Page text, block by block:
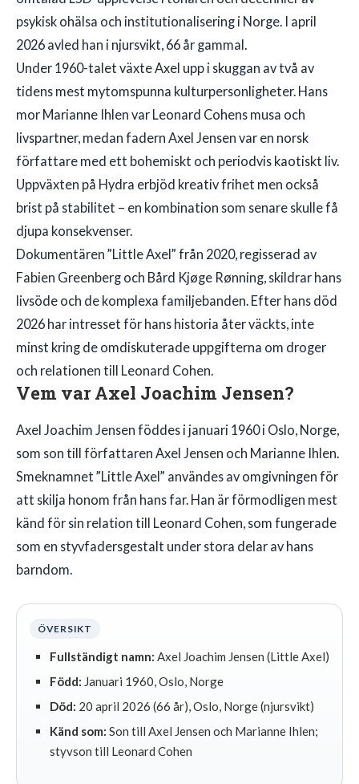
psykisk ohälsa och institutionalisering i Norge. I april
2026 avled han i njursvikt, 66 år gammal.
Under 1960-talet växte Axel upp i skuggan av två av
tidens mest mytomspunna kulturpersonligheter. Hans
mor Marianne Ihlen var Leonard Cohens musa och
livspartner, medan fadern Axel Jensen var en norsk
författare med ett bohemiskt och periodvis kaotiskt liv.
Uppväxten på Hydra erbjöd kreativ frihet men också
brist på stabilitet – en kombination som senare skulle få
djupa konsekvenser.
Dokumentären ”Little Axel” från 2020, regisserad av
Fabien Greenberg och Bård Kjøge Rønning, skildrar hans
livsöde och de komplexa familjebanden. Efter hans död
2026 har intresset för hans historia åter väckts, inte
minst kring de omdiskuterade uppgifterna om droger
och relationen till Leonard Cohen.
Vem var Axel Joachim Jensen?
Axel Joachim Jensen föddes i januari 1960 i Oslo, Norge,
som son till författaren Axel Jensen och Marianne Ihlen.
Smeknamnet ”Little Axel” användes av omgivningen för
att skilja honom från hans far. Han är förmodligen mest
känd för sin relation till Leonard Cohen, som fungerade
som en styvfadersgestalt under stora delar av hans
barndom.
ÖVERSIKT
Fullständigt namn: Axel Joachim Jensen (Little Axel)
Född: Januari 1960, Oslo, Norge
Död: 20 april 2026 (66 år), Oslo, Norge (njursvikt)
Känd som: Son till Axel Jensen och Marianne Ihlen;
styvson till Leonard Cohen